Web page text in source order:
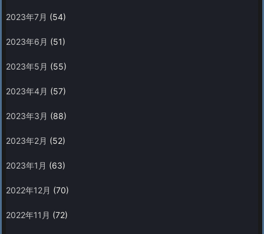
2023年7月 (54)
2023年6月 (51)
2023年5月 (55)
2023年4月 (57)
2023年3月 (88)
2023年2月 (52)
2023年1月 (63)
2022年12月 (70)
2022年11月 (72)